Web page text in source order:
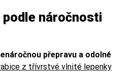
náročnosti
přepravu a odolné
z třívrstvé vlnité lepenky